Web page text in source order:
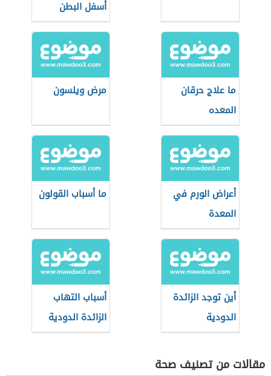
أسفل البطن
ما علاج حرقان
المعده
مرض ويلسون
أعراض الورم في
المعدة
ما أسباب القولون
أين توجد الزائدة
الدودية
أسباب التهاب
الزائدة الدودية
مقالات من تصنيف صحة